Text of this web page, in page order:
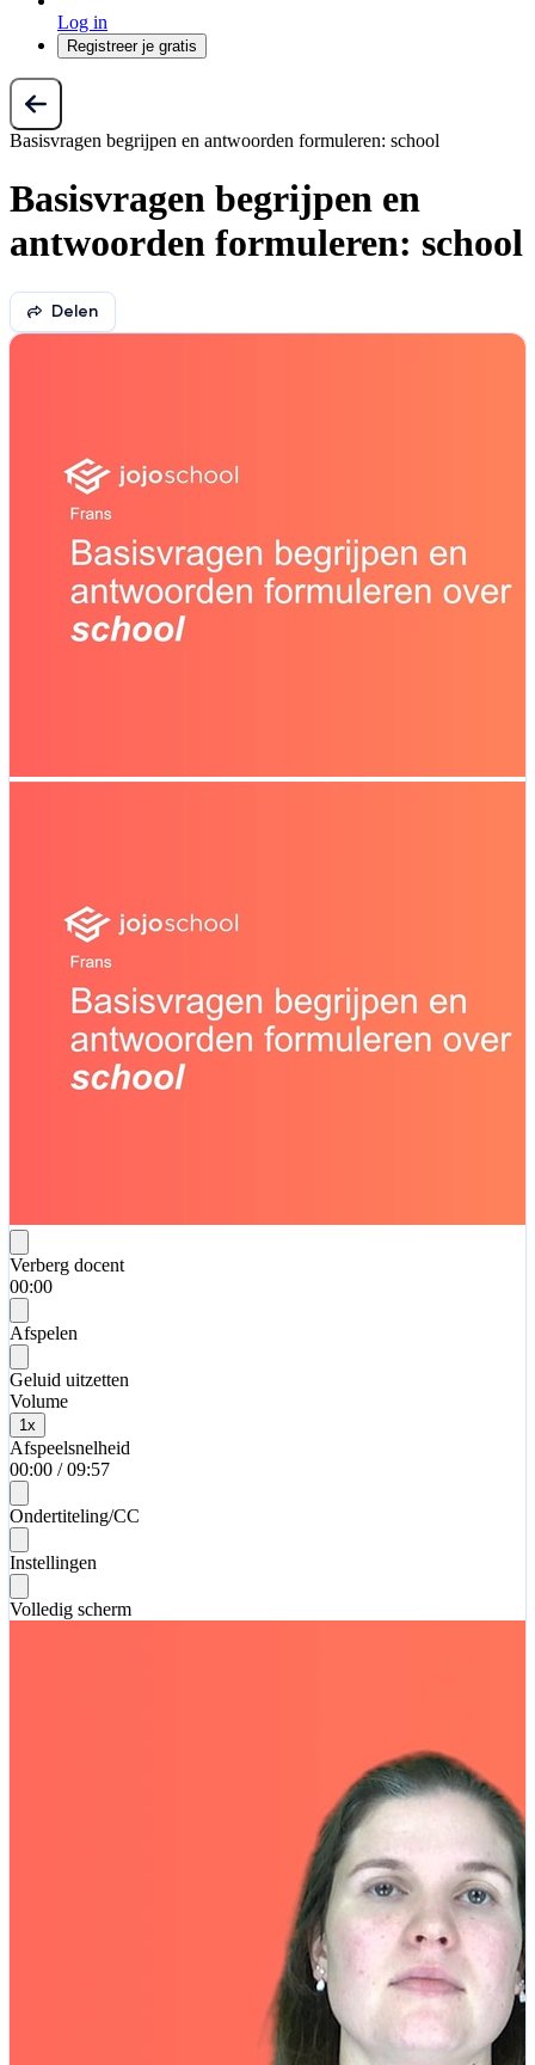
Log in
Registreer je gratis
Basisvragen begrijpen en antwoorden formuleren: school
Basisvragen begrijpen en
antwoorden formuleren: school
Delen
Verberg docent
00:00
Afspelen
Geluid uitzetten
Volume
1 x
Afspeelsnelheid
00:00 / 09:57
Ondertiteling/CC
Instellingen
Volledig scherm